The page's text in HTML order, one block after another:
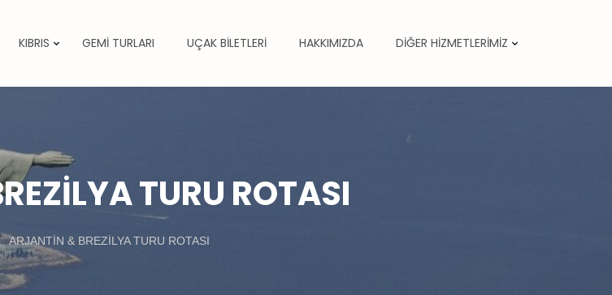
KIBRIS GEMİ TURLARI UÇAK BİLETLERİ HAKKIMIZDA DİĞER HİZMETLERİMİZ
TURU ROTASI
ARJANTİN & BREZİLYA TURU ROTASI